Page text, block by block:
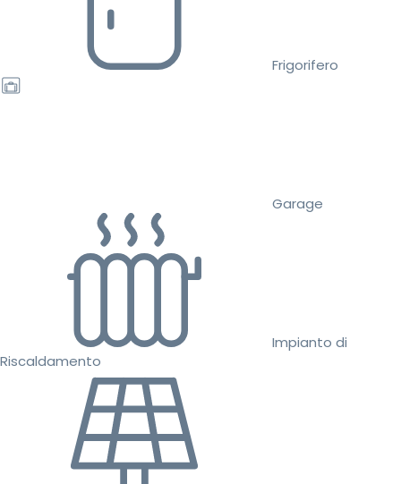
Frigorifero
Garage
Impianto di
Riscaldamento